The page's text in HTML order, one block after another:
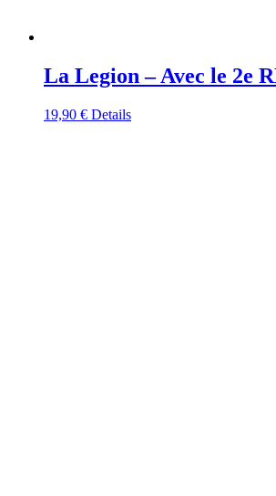
La Legion – Avec le 2e
19,90 € Details